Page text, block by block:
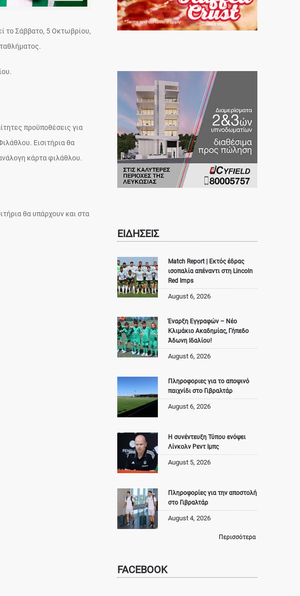
το Σάββατο, 5 Οκτωβρίου,
προϋποθέσεις για
Εισιτήρια θα
κάρτα φιλάθλου.
θα υπάρχουν και στα
ΕΙΔΗΣΕΙΣ
Match Report | Εκτός έδρας
ισοπαλία απέναντι στη Lincoln
Red Imps
August 6, 2026
Έναρξη Εγγραφών – Νέο
Κλιμάκιο Ακαδημίας, Γήπεδο
Άδωνη Ιδαλίου!
August 6, 2026
Πληροφοριες για το αποψινό
παιχνίδι στο Γιβραλτάρ
August 6, 2026
Η συνέντευξη Τύπου ενόψει
Λίνκολν Ρεντ Ιμπς
August 5, 2026
Πληροφορίες για την αποστολή
στο Γιβραλτάρ
August 4, 2026
Περισσότερα
FACEBOOK